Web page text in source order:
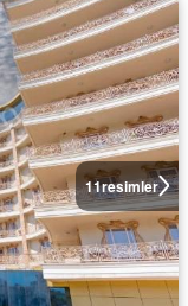
11resimler